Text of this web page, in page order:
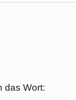
das Wort: